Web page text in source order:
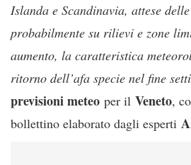
Islanda e Scandinavia, attese
probabilmente su rilievi e zone
aumento, la caratteristica
ritorno dell’afa specie nel fine
previsioni meteo per il Veneto,
bollettino elaborato dagli esperti